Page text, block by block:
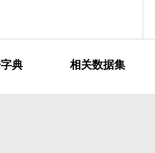
典 相关数据集